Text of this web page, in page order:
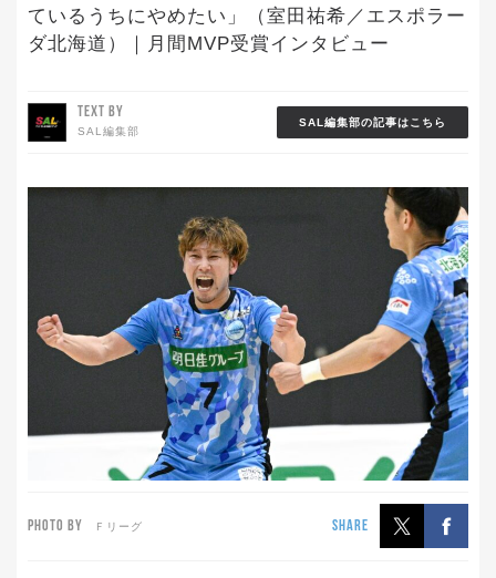
ているうちにやめたい」（室田祐希／エスポラー
ダ北海道）｜月間MVP受賞インタビュー
TEXT BY
SAL編集部
SAL編集部の記事はこちら
PHOTO BY Ｆリーグ SHARE